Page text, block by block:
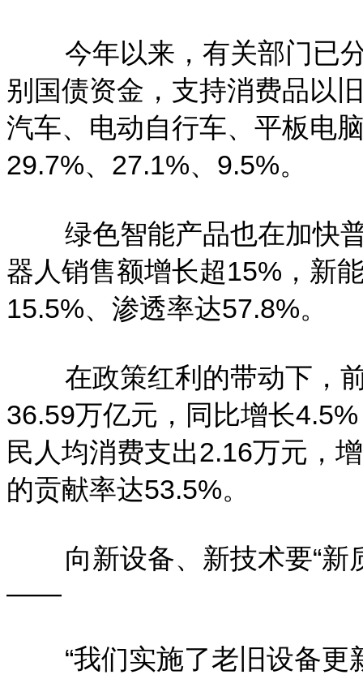
今年以来，有关部门已
别国债资金，支持消费品以
汽车、电动自行车、平板电
29.7%、27.1%、9.5%。
绿色智能产品也在加快
器人销售额增长超15%，新
15.5%、渗透率达57.8%。
在政策红利的带动下，
36.59万亿元，同比增长
民人均消费支出2.16万元，
的贡献率达53.5%。
向新设备、新技术要“
——
“我们实施了老旧设备